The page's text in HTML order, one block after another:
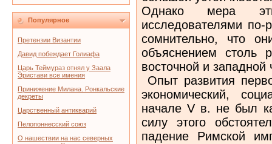
Популярное
Претензии Византии
Давид побеждает Голиафа
Царь Теймураз отнял у Заала
Эристави все имения
Принижение Милана. Ронкальские
декреты
Царственный антикварий
Пелопоннесский союз
О нашествии на нас северных
Однако мера
исследователями
сомнительно, что
объяснением столь
восточной и западной
Опыт развития
экономический,
начале V в. не был
силу этого
падение Римской